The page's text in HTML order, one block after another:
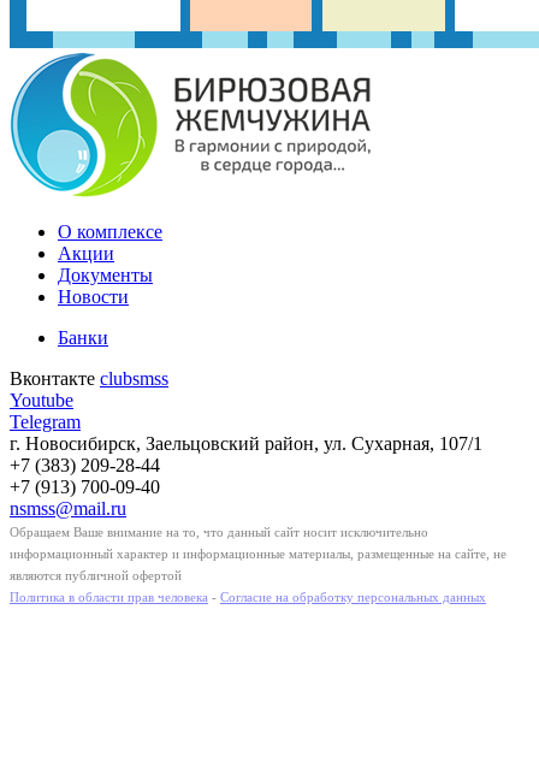
О комплексе
Акции
Документы
Новости
Банки
Вконтакте clubsmss
Youtube
Telegram
г. Новосибирск, Заельцовский район, ул. Сухарная, 107/1
+7 (383) 209-28-44
+7 (913) 700-09-40
nsmss@mail.ru
Обращаем Ваше внимание на то, что данный сайт носит исключительно
информационный характер и информационные материалы, размещенные на сайте, не
являются публичной офертой
Политика в области прав человека - Согласие на обработку персональных данных